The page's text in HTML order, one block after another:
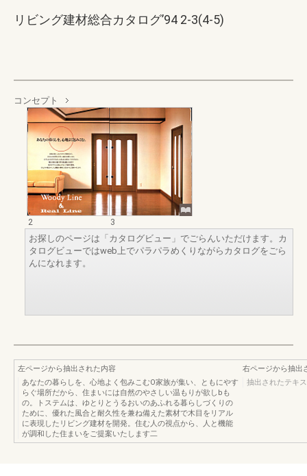
リビング建材総合カタログ’94 2-3(4-5)
コンセプト
2
3
お探しのページは「カタログビュー」でごらんいただけます。カ
タログビューではweb上でパラパラめくりながらカタログをごら
んになれます。
左ページから抽出された内容
あなたの暮らしを、心地よく包みこむO家族が集い、ともにやす
らぐ場所だから、住まいには自然のやさしい温もりが欲しbも
の。トステムは、ゆとりとうるおいのあふれる暮らしづくりの
ために、優れた風合と耐久性を兼ね備えた素材で木目をリアル
に表現したリビング建材を開発。住む人の視点から、人と機能
が調和した住まいをご提案いたします二
右ページから抽出
抽出されたテキ